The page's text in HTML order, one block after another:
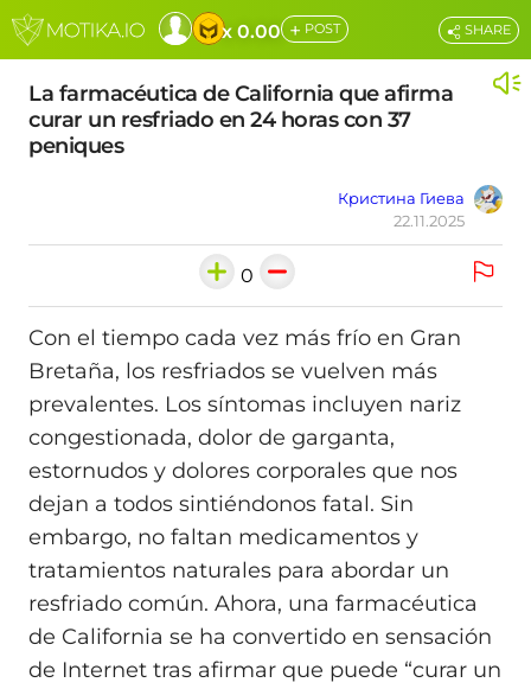
x 0.00 + POST
La farmacéutica de California que afirma
curar un resfriado en 24 horas con 37
peniques
Кристина Гиева
22.11.2025
SHARE
0
Con el tiempo cada vez más frío en Gran
Bretaña, los resfriados se vuelven más
prevalentes. Los síntomas incluyen nariz
congestionada, dolor de garganta,
estornudos y dolores corporales que nos
dejan a todos sintiéndonos fatal. Sin
embargo, no faltan medicamentos y
tratamientos naturales para abordar un
resfriado común. Ahora, una farmacéutica
de California se ha convertido en sensación
de Internet tras afirmar que puede “curar un